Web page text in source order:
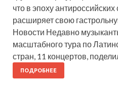
что в эпоху
расширяет свою
Новости Недавно
масштабного тура по
стран, 11 концертов,
ПОДРОБНЕЕ